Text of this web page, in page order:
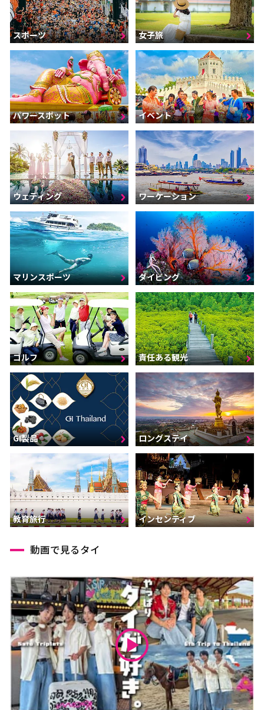
スポーツ 女子旅
パワースポット イベント
ウェディング ワーケーション
マリンスポーツ ダイビング
ゴルフ 責任ある観光
GI製品 ロングステイ
教育旅行 インセンティブ
動画で見るタイ